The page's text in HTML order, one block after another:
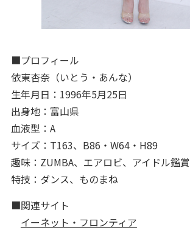
■プロフィール
依東杏奈（いとう・あんな）
生年月日：1996年5月25日
出身地：富山県
血液型：A
サイズ：T163、B86・W64・H89
趣味：ZUMBA、エアロビ、アイドル鑑賞
特技：ダンス、ものまね
■関連サイト
イーネット・フロンティア